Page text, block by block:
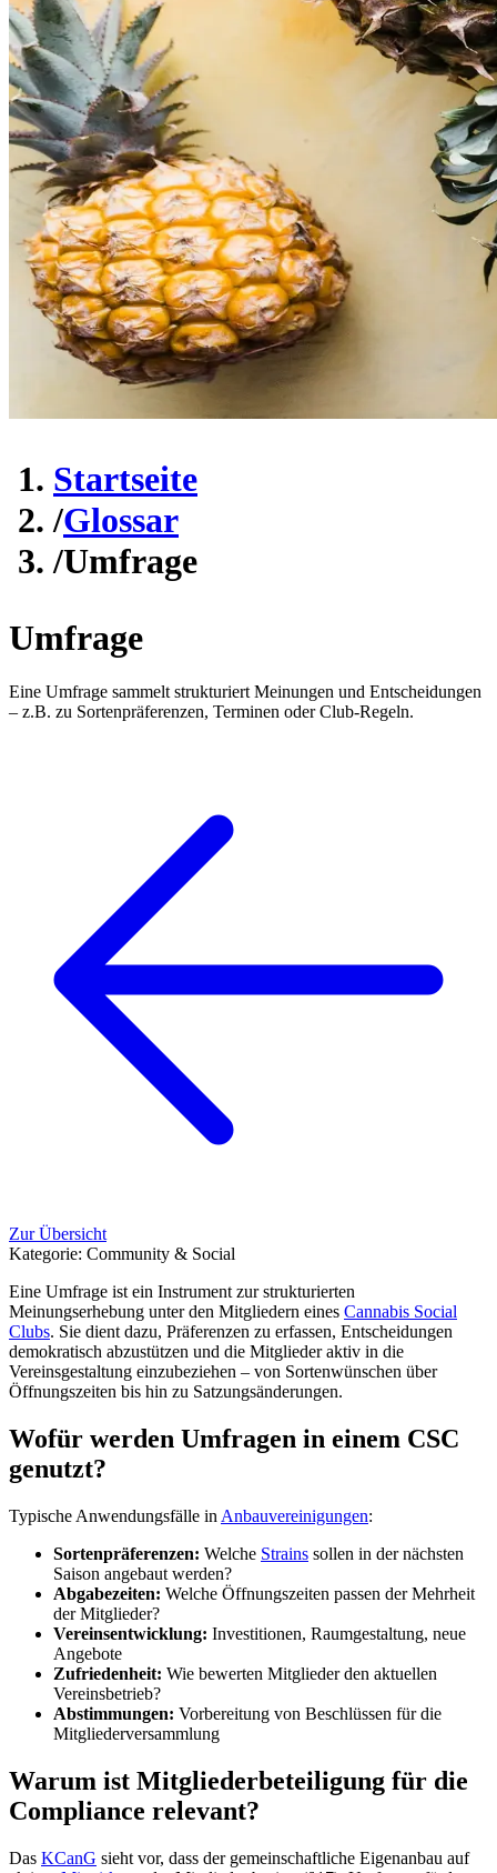
Startseite
/Glossar
/Umfrage
Umfrage
Eine Umfrage sammelt strukturiert Meinungen und Entscheidungen
– z.B. zu Sortenpräferenzen, Terminen oder Club-Regeln.
Zur Übersicht
Kategorie: Community & Social
Eine Umfrage ist ein Instrument zur strukturierten
Meinungserhebung unter den Mitgliedern eines Cannabis Social
Clubs. Sie dient dazu, Präferenzen zu erfassen, Entscheidungen
demokratisch abzustützen und die Mitglieder aktiv in die
Vereinsgestaltung einzubeziehen – von Sortenwünschen über
Öffnungszeiten bis hin zu Satzungsänderungen.
Wofür werden Umfragen in einem CSC
genutzt?
Typische Anwendungsfälle in Anbauvereinigungen:
Sortenpräferenzen: Welche Strains sollen in der nächsten
Saison angebaut werden?
Abgabezeiten: Welche Öffnungszeiten passen der Mehrheit
der Mitglieder?
Vereinsentwicklung: Investitionen, Raumgestaltung, neue
Angebote
Zufriedenheit: Wie bewerten Mitglieder den aktuellen
Vereinsbetrieb?
Abstimmungen: Vorbereitung von Beschlüssen für die
Mitgliederversammlung
Warum ist Mitgliederbeteiligung für die
Compliance relevant?
Das KCanG sieht vor, dass der gemeinschaftliche Eigenanbau auf